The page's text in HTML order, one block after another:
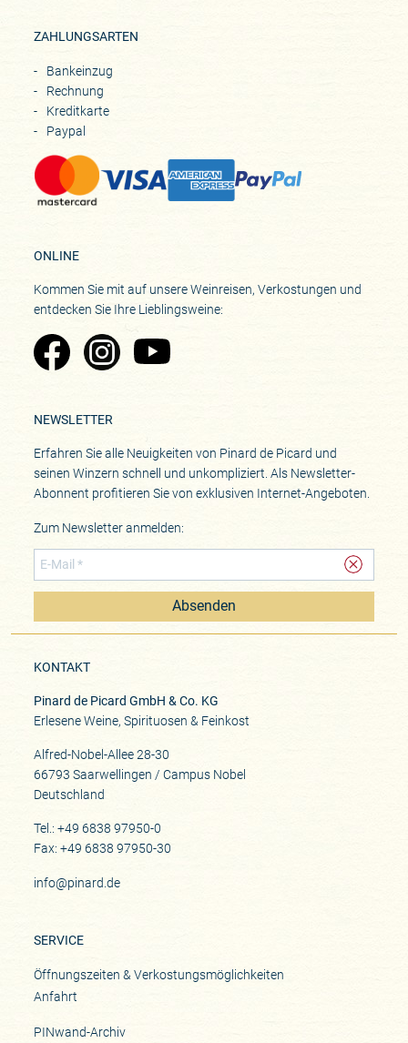
ZAHLUNGSARTEN
Bankeinzug
Rechnung
Kreditkarte
Paypal
ONLINE
Kommen Sie mit auf unsere Weinreisen, Verkostungen und
entdecken Sie Ihre Lieblingsweine:
Zu Pinard's Facebook-Seite
Zu Pinard's Instagram-Seite
Zu Pinard's YouTube-Seite
NEWSLETTER
Erfahren Sie alle Neuigkeiten von Pinard de Picard und
seinen Winzern schnell und unkompliziert. Als Newsletter-
Abonnent profitieren Sie von exklusiven Internet-Angeboten.
Zum Newsletter anmelden:
Absenden
KONTAKT
Pinard de Picard GmbH & Co. KG
Erlesene Weine, Spirituosen & Feinkost
Alfred-Nobel-Allee 28-30
66793 Saarwellingen / Campus Nobel
Deutschland
Tel.: +49 6838 97950-0
Fax: +49 6838 97950-30
info@pinard.de
SERVICE
Öffnungszeiten & Verkostungsmöglichkeiten
Anfahrt
PINwand-Archiv